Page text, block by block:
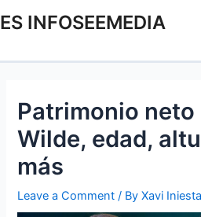
to
ES INFOSEEMEDIA
Patrimonio neto
Wilde, edad,
más
Leave a Comment / ByXavi
navigation